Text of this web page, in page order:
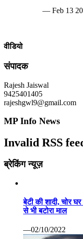
— Feb 13
वीडियो
संपादक
Rajesh Jaiswal
9425401405
rajeshgwl9@gmail.com
MP Info News
Invalid RSS
ब्रेकिंग न्यूज़
बेटी की शादी, चोर
से भी बटोरा माल
—02/10/2022